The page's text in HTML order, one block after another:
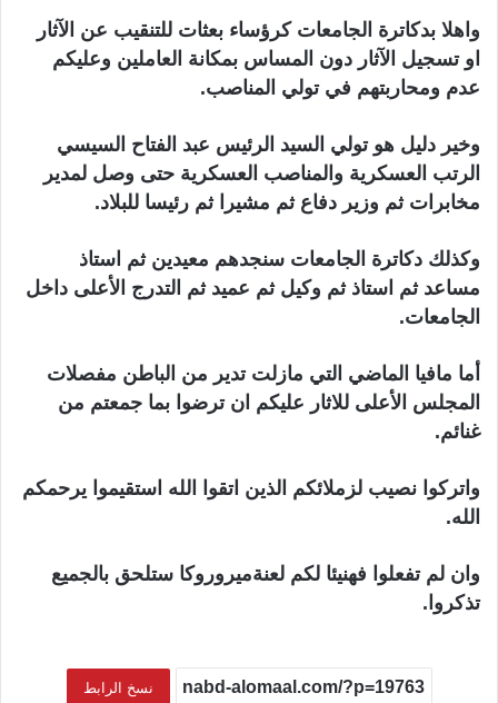
واهلا بدكاترة الجامعات كرؤساء بعثات للتنقيب عن الآثار
او تسجيل الآثار دون المساس بمكانة العاملين وعليكم
عدم ومحاربتهم في تولي المناصب.
وخير دليل هو تولي السيد الرئيس عبد الفتاح السيسي
الرتب العسكرية والمناصب العسكرية حتى وصل لمدير
مخابرات ثم وزير دفاع ثم مشيرا ثم رئيسا للبلاد.
وكذلك دكاترة الجامعات سنجدهم معيدين ثم استاذ
مساعد ثم استاذ ثم وكيل ثم عميد ثم التدرج الأعلى داخل
الجامعات.
أما مافيا الماضي التي مازلت تدير من الباطن مفصلات
المجلس الأعلى للاثار عليكم ان ترضوا بما جمعتم من
غنائم.
واتركوا نصيب لزملائكم الذين اتقوا الله استقيموا يرحمكم
الله.
وان لم تفعلوا فهنيئا لكم لعنةميروروكا ستلحق بالجميع
تذكروا.
نسخ الرابط